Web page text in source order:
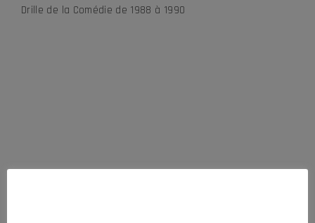
Drille de la Comédie de 1988 à 1990